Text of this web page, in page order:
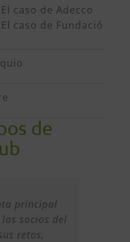
El caso de Adecco
El caso de Fundación
de
principal
socios del
retos,